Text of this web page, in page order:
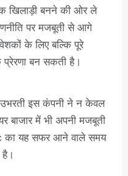
खिलाड़ी बनने की ओर ले
पर मजबूती से आगे
के लिए बल्कि पूरे
प्रेरणा बन सकती है।
इस कंपनी ने न केवल
बाजार में भी अपनी मजबूती
का यह सफर आने वाले समय